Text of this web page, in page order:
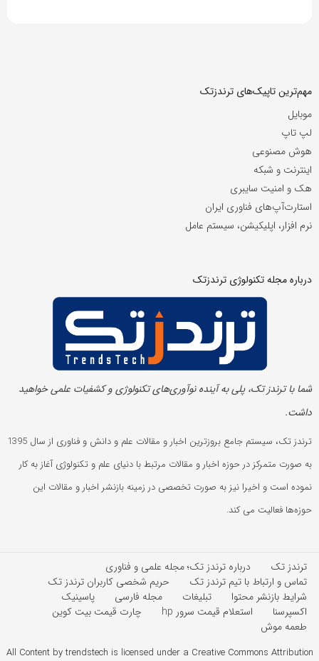
مهم‌ترین تاپیک‌های ترندزتک
موبایل
لپ تاپ
هوش مصنوعی
اینترنت و شبکه
هک و امنیت سایبری
استارت‌آپ‌های فناوری ایران
نرم افزار، اپلیکیشن، سیستم عامل
درباره مجله تکنولوژی ترندزتک
شما با ترندز تک، پلی به آینده‌ نوآوری‌های تکنولوژی و کشفیات علمی خواهید
داشت.
ترندز تک، سیستم جامع بروزترین اخبار و مقالات علم و دانش و فناوری از سال 1395
به صورت متمرکز در حوزه اخبار و مقالات مرتبط با دنیای علم و تکنولوژی آغاز به کار
نموده است و اخیرا نیز به صورت تخصصی در زمینه بازنشر اخبار و مقالات این
حوزه‌ها فعالیت می کند.
ترندز تک
درباره ترندز تک؛ مجله علمی و فناوری
تماس و ارتباط با تیم ترندز تک
حریم شخصی کاربران ترندز تک
شرایط بازنشر محتوا
تبلیغات مجله فارسی
پاسینیک
اکسپرسنا
استعلام قیمت سرور hp
چارت قیمت بیت کوین
طعمه موش
All Content by trendstech is licensed under a Creative Commons Attribution